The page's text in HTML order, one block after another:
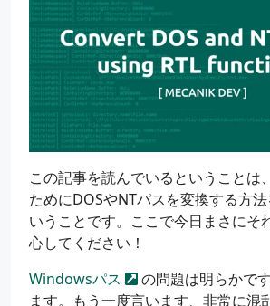
この記事を読んでいるということは
ためにDOSやNTパスを変換する方
いうことです。ここで今日まさにそ
心してください！
Windowsパス
の問題は明らかで
ます。もう一度言います、非常に混